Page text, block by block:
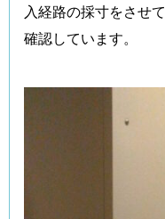
入経路の採寸をさせ
確認しています。